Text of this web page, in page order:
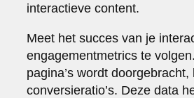
interactieve content.
Meet het succes van je
engagementmetrics te
pagina’s wordt
conversieratio’s. Deze data